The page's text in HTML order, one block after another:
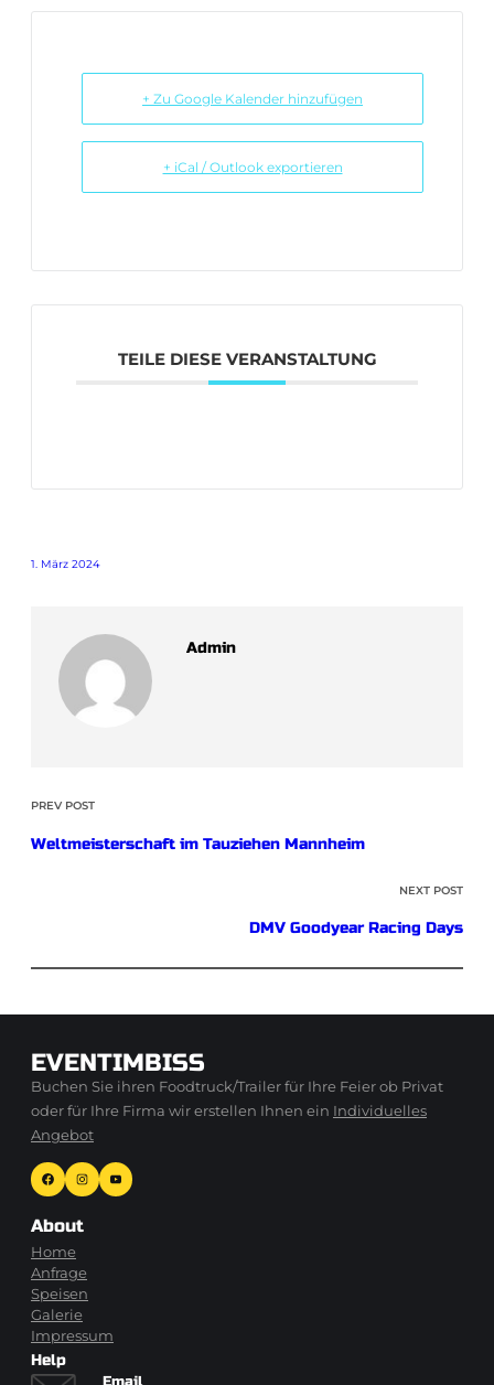
+ Zu Google Kalender hinzufügen
+ iCal / Outlook exportieren
TEILE DIESE VERANSTALTUNG
1. März 2024
Admin
PREV POST
Weltmeisterschaft im Tauziehen Mannheim
NEXT POST
DMV Goodyear Racing Days
EVENTIMBISS
Buchen Sie ihren Foodtruck/Trailer für Ihre Feier ob Privat
oder für Ihre Firma wir erstellen Ihnen ein Individuelles
Angebot
Facebook Instagram YouTube
About
Home
Anfrage
Speisen
Galerie
Impressum
Help
Email